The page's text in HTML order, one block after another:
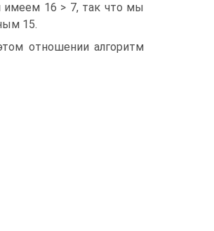
имеем 16 > 7, так что мы
15.
отношении алгоритм